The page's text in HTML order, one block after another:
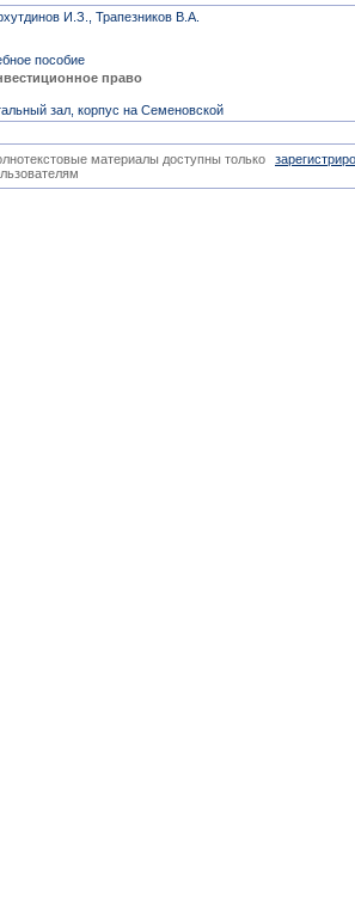
И.З., Трапезников В.А.
пособие
право
зал, корпус на Семеновской
материалы доступны только